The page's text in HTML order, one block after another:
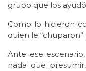
grupo que los
Como lo hicieron
quien le
Ante ese
nada que